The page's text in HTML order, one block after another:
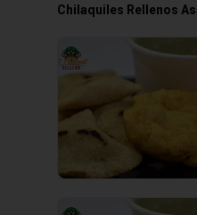
Chilaquiles Rellenos